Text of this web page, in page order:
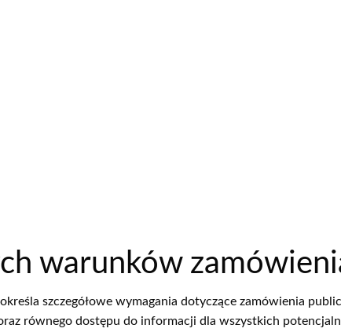
warunków
szczegółowe wymagania dotyczące zamówienia
równego dostępu do informacji dla wszystkich